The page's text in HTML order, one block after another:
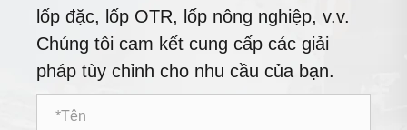
lốp đặc, lốp OTR, lốp nông nghiệp, v.v.
Chúng tôi cam kết cung cấp các giải
pháp tùy chỉnh cho nhu cầu của bạn.